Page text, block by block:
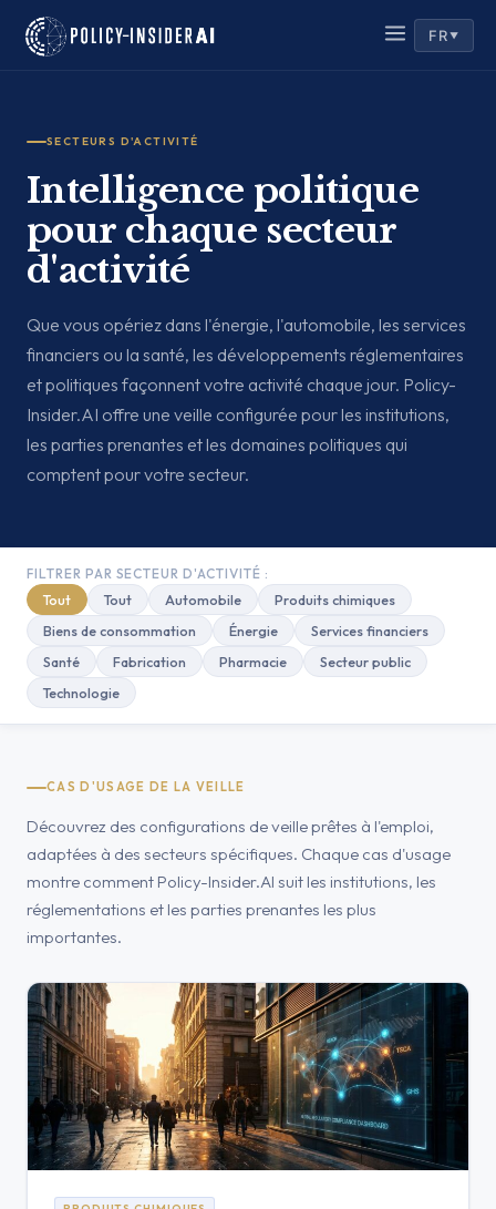
FR ▼
SECTEURS D'ACTIVITÉ
Intelligence politique
pour chaque secteur
d'activité
Que vous opériez dans l'énergie, l'automobile, les services
financiers ou la santé, les développements réglementaires
et politiques façonnent votre activité chaque jour. Policy-
Insider.AI offre une veille configurée pour les institutions,
les parties prenantes et les domaines politiques qui
comptent pour votre secteur.
FILTRER PAR SECTEUR D'ACTIVITÉ :
Tout Tout Automobile
Produits chimiques
Biens de consommation
Énergie
Services financiers
Santé
Fabrication Pharmacie
Secteur public
Technologie
CAS D'USAGE DE LA VEILLE
Découvrez des configurations de veille prêtes à l'emploi,
adaptées à des secteurs spécifiques. Chaque cas d'usage
montre comment Policy-Insider.AI suit les institutions, les
réglementations et les parties prenantes les plus
importantes.